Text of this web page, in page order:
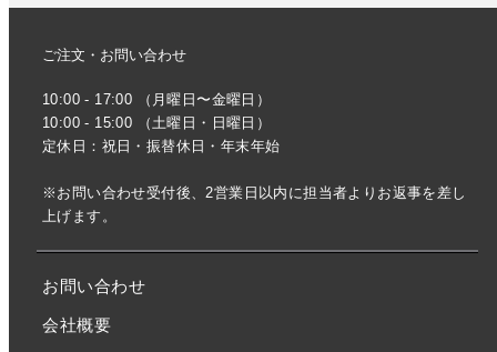
ご注文・お問い合わせ
10:00 - 17:00 （月曜日〜金曜日）
10:00 - 15:00 （土曜日・日曜日）
定休日：祝日・振替休日・年末年始
※お問い合わせ受付後、2営業日以内に担当者よりお返事を差し
上げます。
お問い合わせ
会社概要